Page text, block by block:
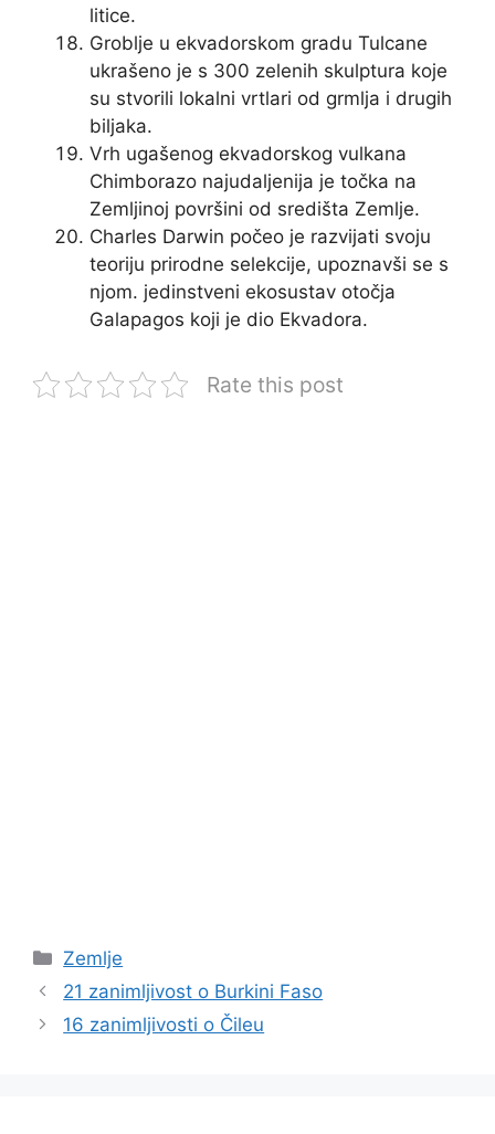
litice.
Groblje u ekvadorskom gradu Tulcane
ukrašeno je s 300 zelenih skulptura koje
su stvorili lokalni vrtlari od grmlja i drugih
biljaka.
Vrh ugašenog ekvadorskog vulkana
Chimborazo najudaljenija je točka na
Zemljinoj površini od središta Zemlje.
Charles Darwin počeo je razvijati svoju
teoriju prirodne selekcije, upoznavši se s
njom. jedinstveni ekosustav otočja
Galapagos koji je dio Ekvadora.
Rate this post
Kategorije
Zemlje
21 zanimljivost o Burkini Faso
16 zanimljivosti o Čileu